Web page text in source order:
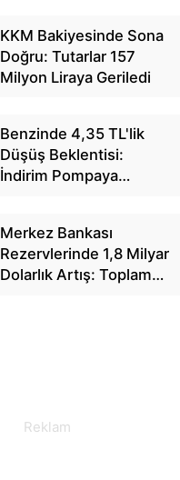
KKM Bakiyesinde Sona
Doğru: Tutarlar 157
Milyon Liraya Geriledi
Benzinde 4,35 TL'lik
Düşüş Beklentisi:
İndirim Pompaya
Merkez Bankası
Rezervlerinde 1,8 Milyar
Dolarlık Artış: Toplam